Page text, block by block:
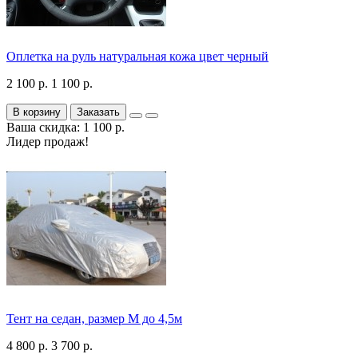
Оплетка на руль натуральная кожа цвет черный
2 100 р. 1 100 р.
В корзину Заказать
Ваша скидка: 1 100 р.
Лидер продаж!
Тент на седан, размер М до 4,5м
4 800 р. 3 700 р.